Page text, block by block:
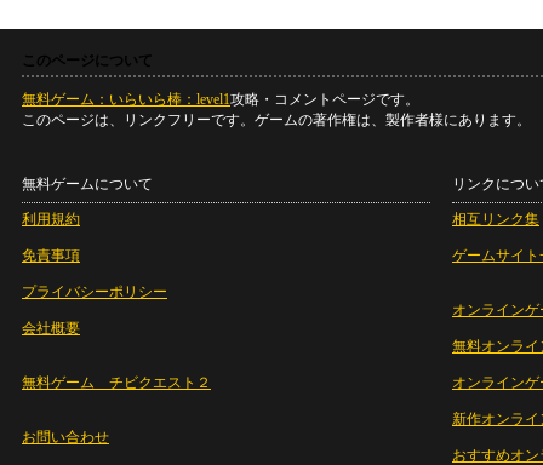
このページについて
無料ゲーム：いらいら棒：level1攻略・コメントページです。
このページは、リンクフリーです。ゲームの著作権は、製作者様にあります。
無料ゲームについて
利用規約
免責事項
プライバシーポリシー
会社概要
無料ゲーム チビクエスト２
お問い合わせ
リンクについ
相互リンク集
ゲームサイト
オンラインゲ
無料オンライ
オンライン
新作オンライ
おすすめオ